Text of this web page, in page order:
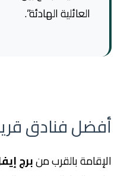
العائلية الهادئة”.
أفضل فنادق
الإقامة بالقرب منبرج